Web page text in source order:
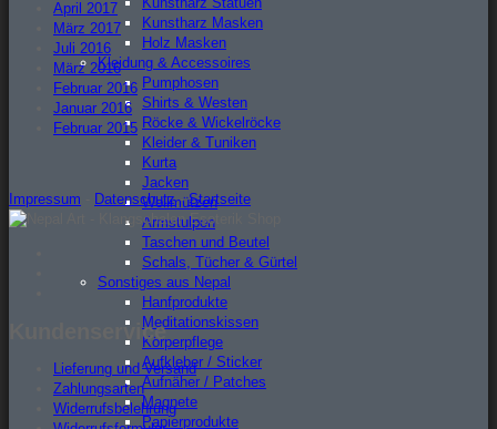
Kunstharz Masken
Holz Masken
Kleidung & Accessoires
Pumphosen
Shirts & Westen
Röcke & Wickelröcke
Kleider & Tuniken
Kurta
Jacken
Wollmützen
Armstulpen
Taschen und Beutel
Schals, Tücher & Gürtel
Sonstiges aus Nepal
Hanfprodukte
Meditationskissen
Körperpflege
Aufkleber / Sticker
Aufnäher / Patches
Magnete
Papierprodukte
April 2017
März 2017
Juli 2016
März 2016
Februar 2016
Januar 2016
Februar 2015
Impressum Datenschutz-Startseite
Kundenservice
Lieferung und Versand
Zahlungsarten
Widerrufsbelehrung